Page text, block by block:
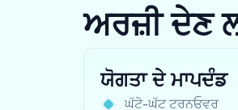
ਅਰਜ਼ੀ ਦੇਣ
ਯੋਗਤਾ ਦੇ ਮਾਪਦੰਡ
ਘੱਟੋ-ਘੱਟ ਟਰਨਓਵਰ